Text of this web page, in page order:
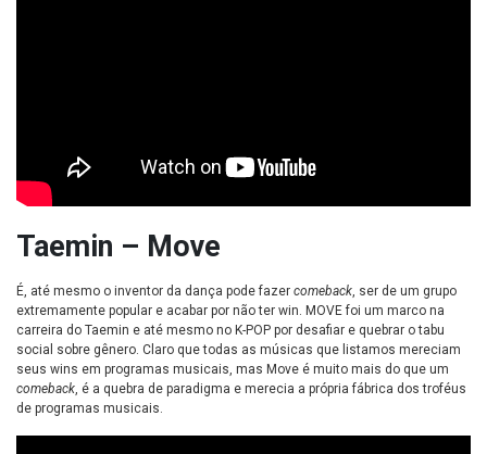
Taemin – Move
É, até mesmo o inventor da dança pode fazer comeback, ser de um grupo
extremamente popular e acabar por não ter win. MOVE foi um marco na
carreira do Taemin e até mesmo no K-POP por desafiar e quebrar o tabu
social sobre gênero. Claro que todas as músicas que listamos mereciam
seus wins em programas musicais, mas Move é muito mais do que um
comeback, é a quebra de paradigma e merecia a própria fábrica dos troféus
de programas musicais.